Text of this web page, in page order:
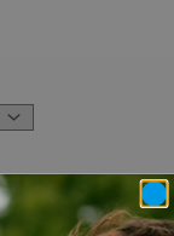
Tequila
dig for to